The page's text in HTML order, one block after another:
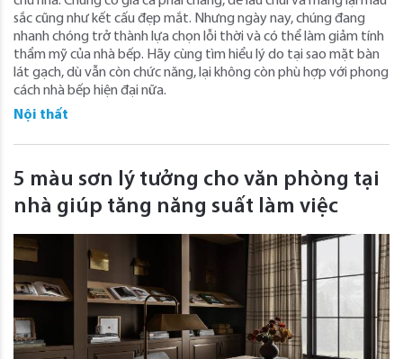
sắc cũng như kết cấu đẹp mắt. Nhưng ngày nay, chúng đang
nhanh chóng trở thành lựa chọn lỗi thời và có thể làm giảm tính
thẩm mỹ của nhà bếp. Hãy cùng tìm hiểu lý do tại sao mặt bàn
lát gạch, dù vẫn còn chức năng, lại không còn phù hợp với phong
cách nhà bếp hiện đại nữa.
Nội thất
5 màu sơn lý tưởng cho văn phòng tại
nhà giúp tăng năng suất làm việc